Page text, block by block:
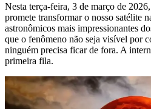
Nesta terça-feira, 3 de março de
promete transformar o nosso satélite
astronômicos mais impressionantes
que o fenômeno não seja visível por
ninguém precisa ficar de fora. A
primeira fila.